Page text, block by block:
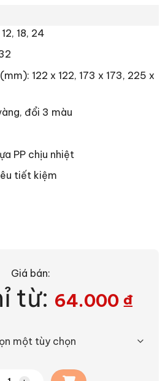
18, 24
122 x 122, 173 x 173, 225 x
đổi 3 màu
PP chịu nhiệt
tiết kiệm
Giá bán:
từ: 64.000 ₫